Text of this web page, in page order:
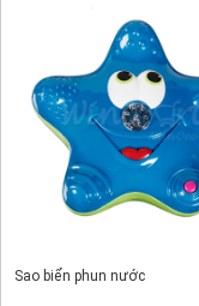
Sao biển phun nước